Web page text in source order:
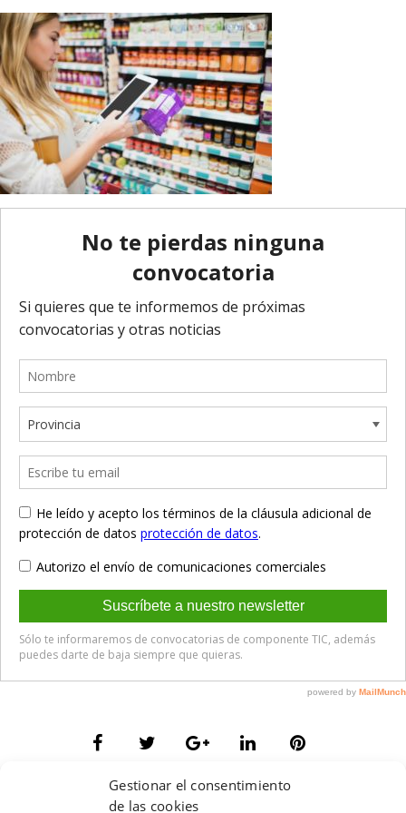
Gestionar el consentimiento
de las cookies